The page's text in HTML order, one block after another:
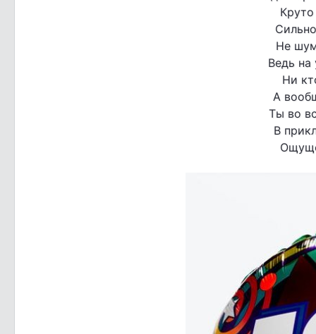
Не
Ведь на
Ни
А
Ты во
В